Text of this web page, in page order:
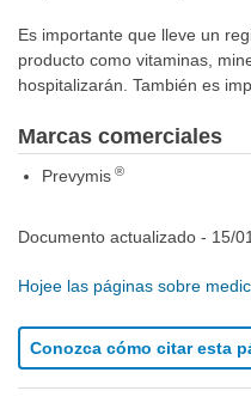
Es importante que lleve un
producto como vitaminas,
hospitalizarán. También es
Marcas comerciales
Prevymis ®
Documento actualizado - 15/
Hojee las páginas sobre
Conozca cómo citar esta